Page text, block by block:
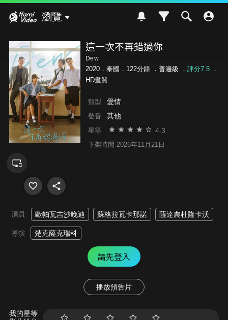
瀏覽
這一次不再錯過你
Dew
2020．泰國．122分鐘 ． 普遍級 ． 評分7.5．
HD畫質
類型 愛情
發音 其他
星等 4.3
下架時間 2026年11月21日
演員 歐帕瓦吉沙晚迪 蘇格拉瓦卡那諾 薩達農杜隆卡沃
導演 楚克薩克瑞科
請先登入
播放預告片
我的星等